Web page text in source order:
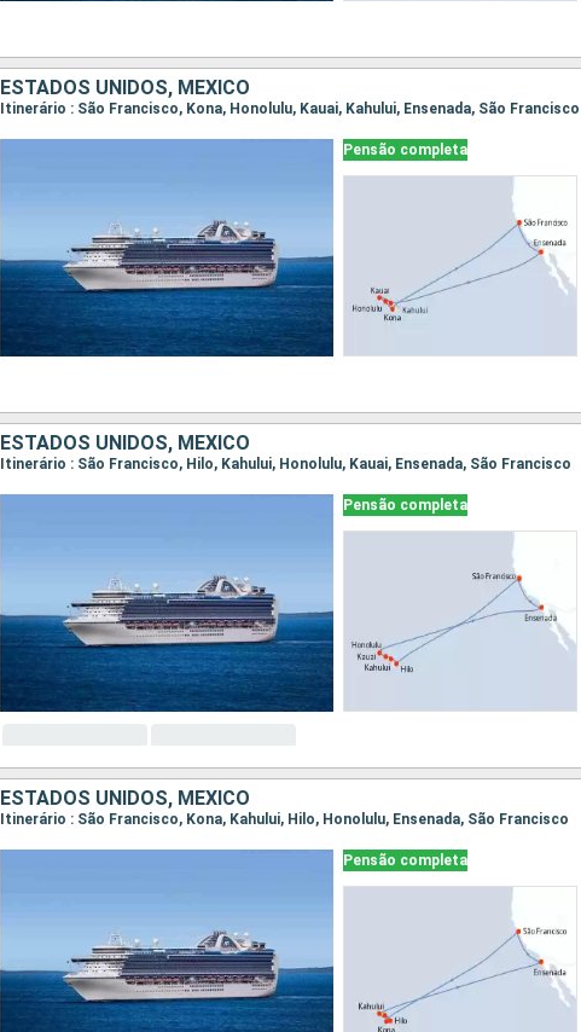
ESTADOS UNIDOS, MÉXICO
Itinerário : São Francisco, Kona, Honolulu, Kauai, Kahului, Ensenada, São Francisco
Pensão completa
ESTADOS UNIDOS, MÉXICO
Itinerário : São Francisco, Hilo, Kahului, Honolulu, Kauai, Ensenada, São Francisco
Pensão completa
ESTADOS UNIDOS, MÉXICO
Itinerário : São Francisco, Kona, Kahului, Hilo, Honolulu, Ensenada, São Francisco
Pensão completa